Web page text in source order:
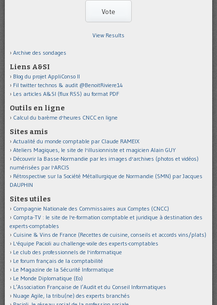
View Results
Archive des sondages
Liens A&SI
Blog du projet AppliConso II
Fil twitter technos & audit @BenoitRiviere14
Les articles A&SI (flux RSS) au format PDF
Outils en ligne
Calcul du barème d'heures CNCC en ligne
Sites amis
Actualité du monde comptable par Claude RAMEIX
Ateliers Magiques, le site de l'illusionniste et magicien Alain GUY
Découvrir la Basse-Normandie par les images d'archives (photos et vidéos)
numérisées par l'ARCIS
Rétrospective sur la Société Métallurgique de Normandie (SMN) par Jacques
DAUPHIN
Sites utiles
Compagnie Nationale des Commissaires aux Comptes (CNCC)
Compta-TV : le site de l'e-formation comptable et juridique à destination des
experts-comptables
Cuisine & Vins de France (Recettes de cuisine, conseils et accords vins/plats)
L'équipe Pacioli au challenge-voile des experts-comptables
Le club des professionnels de l'informatique
Le forum français de la comptabilité
Le Magazine de la Sécurité Informatique
Le Monde Diplomatique (Eo)
L’Association Française de l’Audit et du Conseil Informatiques
Nuage Agile, la tribu(ne) des experts branchés